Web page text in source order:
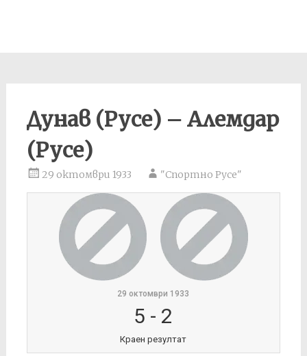
Дунав (Русе) – Алемдар
(Русе)
29 октомври 1933 "Спортно Русе"
29 октомври 1933
5 - 2
Краен резултат